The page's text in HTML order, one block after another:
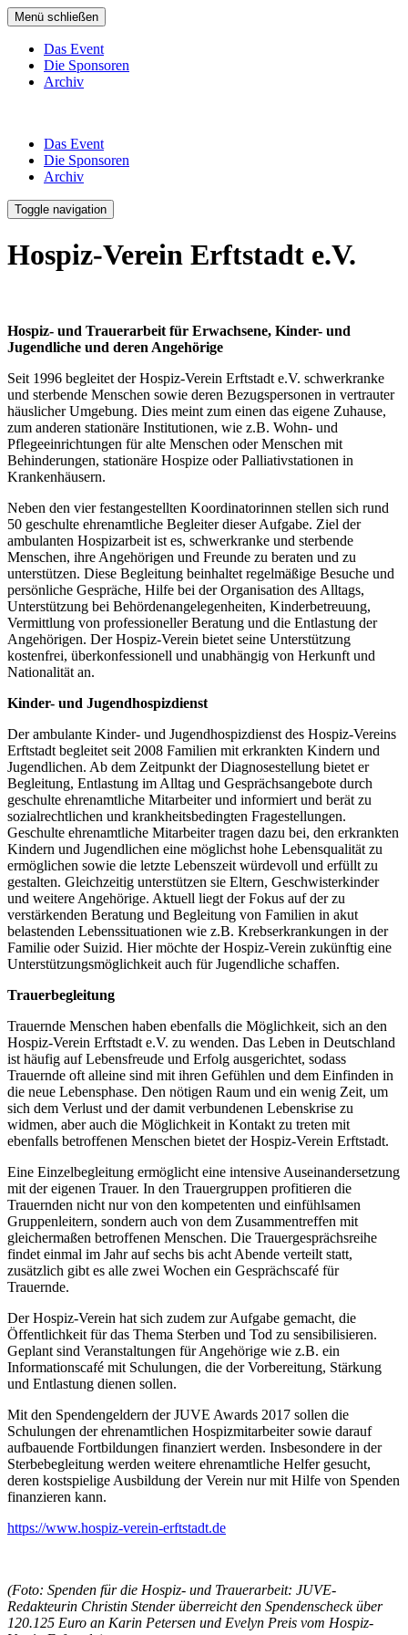
Menü schließen
Das Event
Die Sponsoren
Archiv
Das Event
Die Sponsoren
Archiv
Toggle navigation
Hospiz-Verein Erftstadt e.V.
Hospiz- und Trauerarbeit für Erwachsene, Kinder- und
Jugendliche und deren Angehörige
Seit 1996 begleitet der Hospiz-Verein Erftstadt e.V. schwerkranke
und sterbende Menschen sowie deren Bezugspersonen in vertrauter
häuslicher Umgebung. Dies meint zum einen das eigene Zuhause,
zum anderen stationäre Institutionen, wie z.B. Wohn- und
Pflegeeinrichtungen für alte Menschen oder Menschen mit
Behinderungen, stationäre Hospize oder Palliativstationen in
Krankenhäusern.
Neben den vier festangestellten Koordinatorinnen stellen sich rund
50 geschulte ehrenamtliche Begleiter dieser Aufgabe. Ziel der
ambulanten Hospizarbeit ist es, schwerkranke und sterbende
Menschen, ihre Angehörigen und Freunde zu beraten und zu
unterstützen. Diese Begleitung beinhaltet regelmäßige Besuche und
persönliche Gespräche, Hilfe bei der Organisation des Alltags,
Unterstützung bei Behördenangelegenheiten, Kinderbetreuung,
Vermittlung von professioneller Beratung und die Entlastung der
Angehörigen. Der Hospiz-Verein bietet seine Unterstützung
kostenfrei, überkonfessionell und unabhängig von Herkunft und
Nationalität an.
Kinder- und Jugendhospizdienst
Der ambulante Kinder- und Jugendhospizdienst des Hospiz-Vereins
Erftstadt begleitet seit 2008 Familien mit erkrankten Kindern und
Jugendlichen. Ab dem Zeitpunkt der Diagnosestellung bietet er
Begleitung, Entlastung im Alltag und Gesprächsangebote durch
geschulte ehrenamtliche Mitarbeiter und informiert und berät zu
sozialrechtlichen und krankheitsbedingten Fragestellungen.
Geschulte ehrenamtliche Mitarbeiter tragen dazu bei, den erkrankten
Kindern und Jugendlichen eine möglichst hohe Lebensqualität zu
ermöglichen sowie die letzte Lebenszeit würdevoll und erfüllt zu
gestalten. Gleichzeitig unterstützen sie Eltern, Geschwisterkinder
und weitere Angehörige. Aktuell liegt der Fokus auf der zu
verstärkenden Beratung und Begleitung von Familien in akut
belastenden Lebenssituationen wie z.B. Krebserkrankungen in der
Familie oder Suizid. Hier möchte der Hospiz-Verein zukünftig eine
Unterstützungsmöglichkeit auch für Jugendliche schaffen.
Trauerbegleitung
Trauernde Menschen haben ebenfalls die Möglichkeit, sich an den
Hospiz-Verein Erftstadt e.V. zu wenden. Das Leben in Deutschland
ist häufig auf Lebensfreude und Erfolg ausgerichtet, sodass
Trauernde oft alleine sind mit ihren Gefühlen und dem Einfinden in
die neue Lebensphase. Den nötigen Raum und ein wenig Zeit, um
sich dem Verlust und der damit verbundenen Lebenskrise zu
widmen, aber auch die Möglichkeit in Kontakt zu treten mit
ebenfalls betroffenen Menschen bietet der Hospiz-Verein Erftstadt.
Eine Einzelbegleitung ermöglicht eine intensive Auseinandersetzung
mit der eigenen Trauer. In den Trauergruppen profitieren die
Trauernden nicht nur von den kompetenten und einfühlsamen
Gruppenleitern, sondern auch von dem Zusammentreffen mit
gleichermaßen betroffenen Menschen. Die Trauergesprächsreihe
findet einmal im Jahr auf sechs bis acht Abende verteilt statt,
zusätzlich gibt es alle zwei Wochen ein Gesprächscafé für
Trauernde.
Der Hospiz-Verein hat sich zudem zur Aufgabe gemacht, die
Öffentlichkeit für das Thema Sterben und Tod zu sensibilisieren.
Geplant sind Veranstaltungen für Angehörige wie z.B. ein
Informationscafé mit Schulungen, die der Vorbereitung, Stärkung
und Entlastung dienen sollen.
Mit den Spendengeldern der JUVE Awards 2017 sollen die
Schulungen der ehrenamtlichen Hospizmitarbeiter sowie darauf
aufbauende Fortbildungen finanziert werden. Insbesondere in der
Sterbebegleitung werden weitere ehrenamtliche Helfer gesucht,
deren kostspielige Ausbildung der Verein nur mit Hilfe von Spenden
finanzieren kann.
https://www.hospiz-verein-erftstadt.de
(Foto: Spenden für die Hospiz- und Trauerarbeit: JUVE-
Redakteurin Christin Stender überreicht den Spendenscheck über
120.125 Euro an Karin Petersen und Evelyn Preis vom Hospiz-